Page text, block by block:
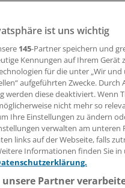
mehr
wird nicht jedem Arzt
sich von der
18:33 Uhr
ist uns wichtig
145-Partner speichern und
Kennungen auf Ihrem Gerät
für die unter „Wir
aufgeführten Zwecke.
werden diese deaktiviert. Wenn
nicht mehr so
Ihre Einstellungen zu ändern
verwalten am unteren
links auf der Webseite, falls
Informationen finden Sie
Partner